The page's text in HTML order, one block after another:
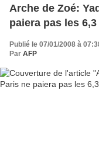
Arche de Zoé:
paiera pas les
Publié le 07/01/2008 à
Par AFP